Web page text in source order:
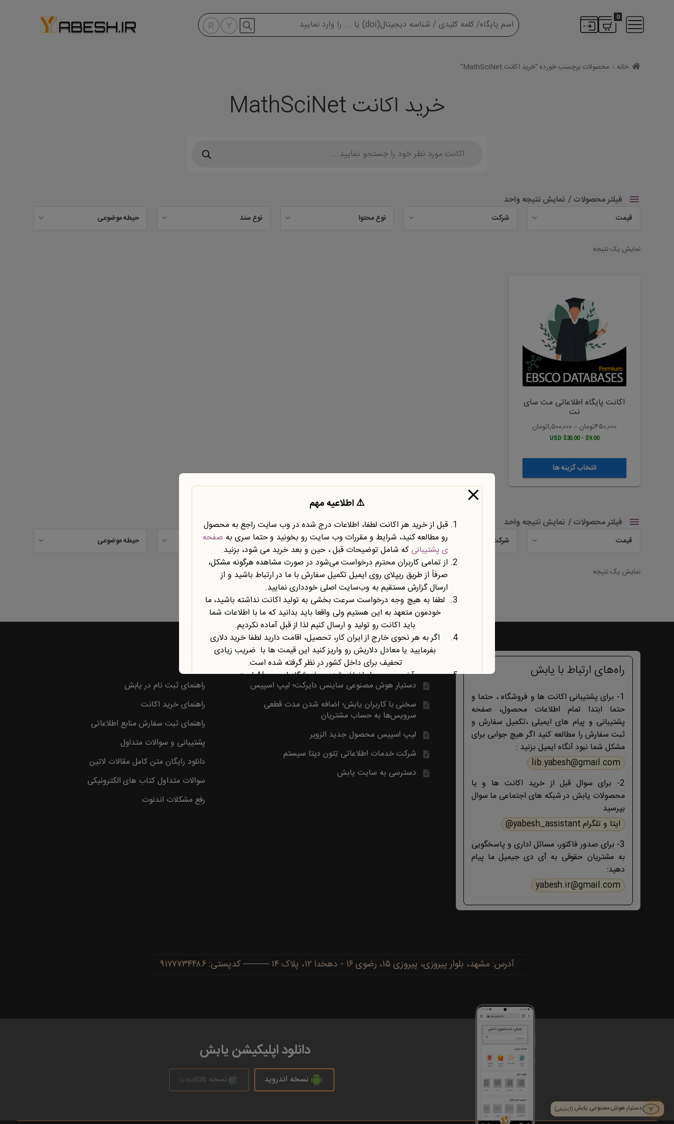
0
خانه محصولات برچسب خورده “خرید اکانت MathSciNet”
خرید اکانت MathSciNet
search
فیلتر محصولات نمایش نتیجه واحد
قیمت شرکت نوع محتوا نوع سند حیطه موضوعی
نمایش یک نتیجه
اکانت پایگاه اطلاعاتی مث سای
نت
۴۵۰,۰۰۰تومان – ۱,۵۰۰,۰۰۰تومان
$9.00 - $30.00 USD
انتخاب گزینه ها
مختلفی
باشد.
گزینه
ها
ممکن
است
محصول
فیلتر محصولات نمایش نتیجه واحد
قیمت شرکت نوع محتوا نوع سند حیطه موضوعی
نمایش یک نتیجه
دستیار هوش مصنوعی یابش (آزمایشی)
راه‌های ارتباط با یابش
1- برای پشتیبانی اکانت ها و فروشگاه ، حتما و
حتما ابتدا تمام اطلاعات محصول، صفحه
پشتیبانی و پیام های ایمیلی ،تکمیل سفارش و
ثبت سفارش را مطالعه کنید اگر هیچ جوابی برای
مشکل شما نبود آنگاه ایمیل بزنید :
lib.yabesh@gmail.com
2- برای سوال قبل از خرید اکانت ها و یا
محصولات یابش در شبکه های اجتماعی ما سوال
بپرسید
ایتا و تلگرام yabesh_assistant@
3- برای صدور فاکتور، مسائل اداری و پاسخگویی
به مشتریان حقوقی به آی دی جیمیل ما پیام
دهید:
yabesh.ir@gmail.com
تازه ها
دستیار هوش مصنوعی ساینس دایرکت؛ لیپ اسپیس
سخنی با کاربران یابش؛ اضافه شدن مدت قطعی
سرویس‌ها به حساب مشتریان
لیپ اسپیس محصول جدید الزویر
شرکت خدمات اطلاعاتی تِتون دیتا سیستم
دسترسی به سایت یابش
راهنماها
راهنمای ثبت نام در یابش
راهنمای خرید اکانت
راهنمای ثبت سفارش منابع اطلاعاتی
پشتیبانی و سوالات متداول
دانلود رایگان متن کامل مقالات لاتین
سوالات متداول کتاب های الکترونیکی
رفع مشکلات اندنوت
آدرس: مشهد، بلوار پیروزی، پیروزی ۱۵، رضوی ۱۶ - دهخدا ۱۲، پلاک ۱۴ ──── کدپستی: ۹۱۷۷۷۳۴۴۸۶
دانلود اپلیکیشن یابش
نسخه اندروید نسخه ios (بزودی)
⚠️ اطلاعیه مهم
قبل از خرید هر اکانت لطفا، اطلاعات درج شده در وب سایت راجع به محصول
رو مطالعه کنید، شرایط و مقررات وب سایت رو بخونید و حتما سری به صفحه
ی پشتیبانی که شامل توضیحات قبل ، حین و بعد خرید می شود، بزنید.
از تمامی کاربران محترم درخواست می‌شود در صورت مشاهده هرگونه مشکل،
صرفاً از طریق ریپلای روی ایمیل تکمیل سفارش با ما در ارتباط باشید و از
ارسال گزارش مستقیم به وب‌سایت اصلی خودداری نمایید.
لطفا به هیچ وجه درخواست سرعت بخشی به تولید اکانت نداشته باشید، ما
خودمون متعهد به این هستیم ولی واقعا باید بدانید که ما با اطلاعات شما
باید اکانت رو تولید و ارسال کنیم لذا از قبل آماده نکردیم.
اگر به هر نحوی خارج از ایران کار، تحصیل، اقامت دارید لطفا خرید دلاری
بفرمایید یا معادل دلاریش رو واریز کنید این قیمت ها با ضریب زیادی
تحفیف برای داخل کشور در نظر گرفته شده است.
آخرین محصول اضافه شده به فروشگاه امبیس AI است.
روش ارتباط با ما در پایین صفحات یابش درچ شده است، مطابق موضوع با
ما تماس بگیرید. با تشکر